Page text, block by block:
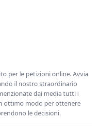
per le petizioni online. Avvia
il nostro straordinario
dai media tutti i
ottimo modo per ottenere
le decisioni.